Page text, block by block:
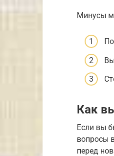
Минусы
Как
Если вы
вопросы
перед